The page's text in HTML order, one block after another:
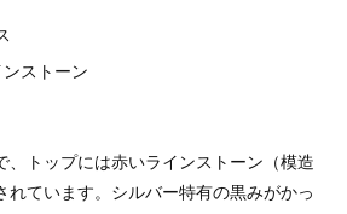
ストーン
、トップには赤いラインストーン（模造
れています。シルバー特有の黒みがかっ